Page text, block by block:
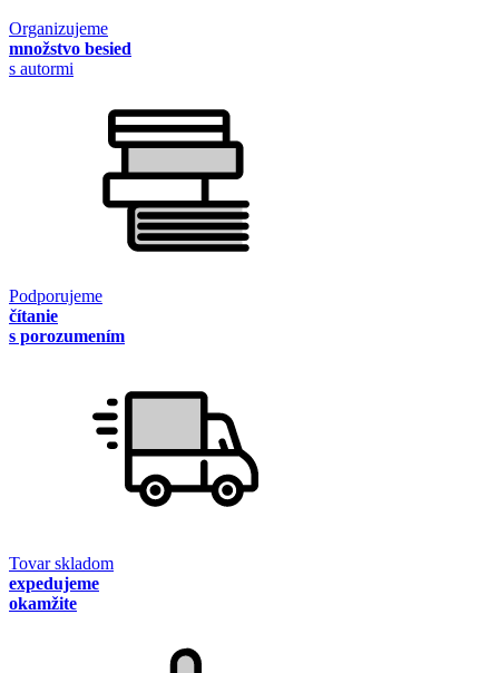
Organizujeme
množstvo besied
s autormi
Podporujeme
čítanie
s porozumením
Tovar skladom
expedujeme
okamžite